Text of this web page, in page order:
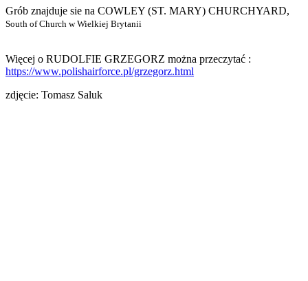
Grób znajduje sie na COWLEY (ST. MARY) CHURCHYARD,
South of Church w Wielkiej Brytanii
Więcej o RUDOLFIE GRZEGORZ można przeczytać :
https://www.polishairforce.pl/grzegorz.html
zdjęcie: Tomasz Saluk